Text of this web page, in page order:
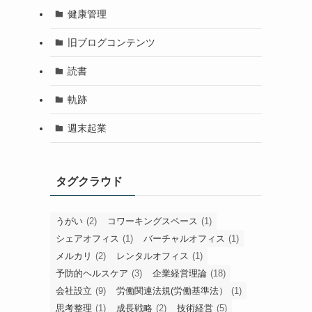
健康管理
旧ブログコンテンツ
読書
軌跡
週末起業
タグクラウド
うがい (2) コワーキングスペース (1)
シェアオフィス (1) バーチャルオフィス (1)
メルカリ (2) レンタルオフィス (1)
予防的ヘルスケア (3) 企業経営理論 (18)
会社設立 (9) 労働関連法規(労働基準法）
(1)
思考整理 (1) 成長戦略 (2) 技術経営 (5)